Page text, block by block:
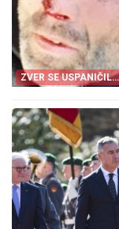
ZVER SE USPANIČILA
OSVETE